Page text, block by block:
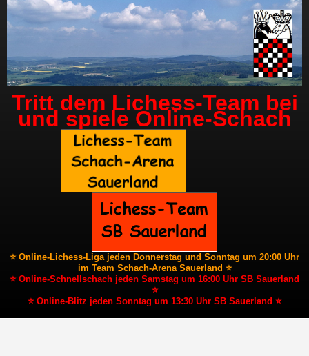
Tritt dem Lichess-Team bei
und spiele Online-Schach
⭐ Online-Lichess-Liga jeden Donnerstag und Sonntag um 20:00 Uhr
im Team Schach-Arena Sauerland ⭐
⭐ Online-Schnellschach jeden Samstag um 16:00 Uhr SB Sauerland
⭐
⭐ Online-Blitz jeden Sonntag um 13:30 Uhr SB Sauerland ⭐